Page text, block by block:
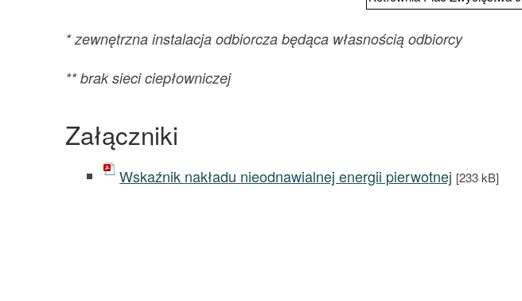
* zewnętrzna instalacja odbiorcza będąca własnością odbiorcy
** brak sieci ciepłowniczej
Załączniki
Wskaźnik nakładu nieodnawialnej energii pierwotnej [233 kB]